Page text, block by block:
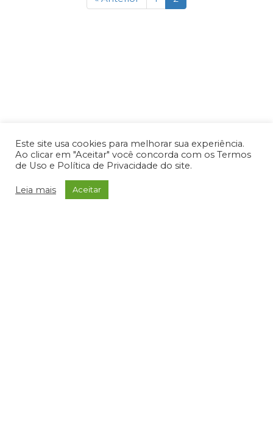
Este site usa cookies para melhorar sua experiência.
Ao clicar em "Aceitar" você concorda com os Termos
de Uso e Política de Privacidade do site.
Leia mais Aceitar